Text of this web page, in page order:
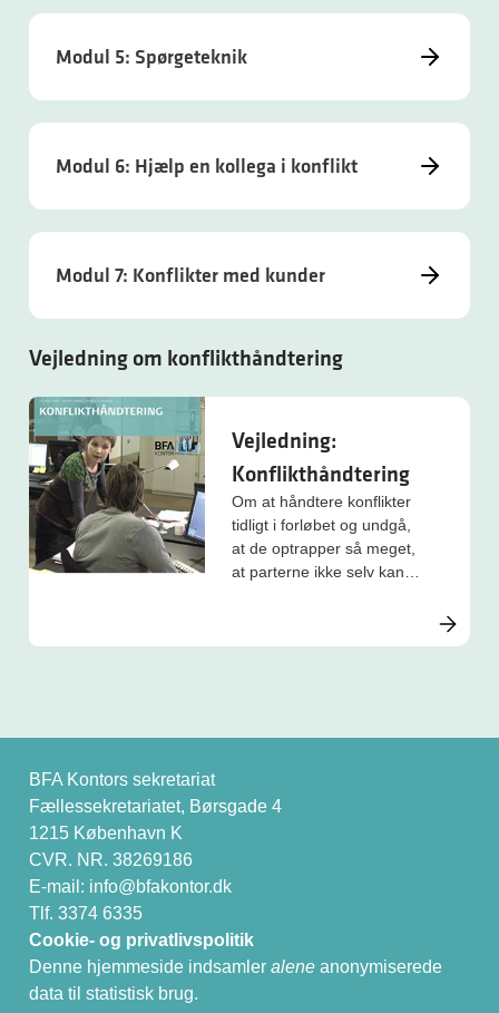
Modul 5: Spørgeteknik
Modul 6: Hjælp en kollega i konflikt
Modul 7: Konflikter med kunder
Vejledning om konflikthåndtering
Vejledning:
Konflikthåndtering
Om at håndtere konflikter
tidligt i forløbet og undgå,
at de optrapper så meget,
at parterne ikke selv kan
BFA Kontors sekretariat
Fællessekretariatet, Børsgade 4
1215 København K
CVR. NR. 38269186
E-mail: info@bfakontor.dk
Tlf. 3374 6335
Cookie- og privatlivspolitik
Denne hjemmeside indsamler alene anonymiserede
data til statistisk brug.